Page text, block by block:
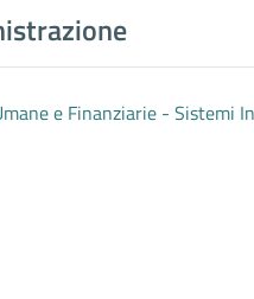
e Finanziarie - Sistemi